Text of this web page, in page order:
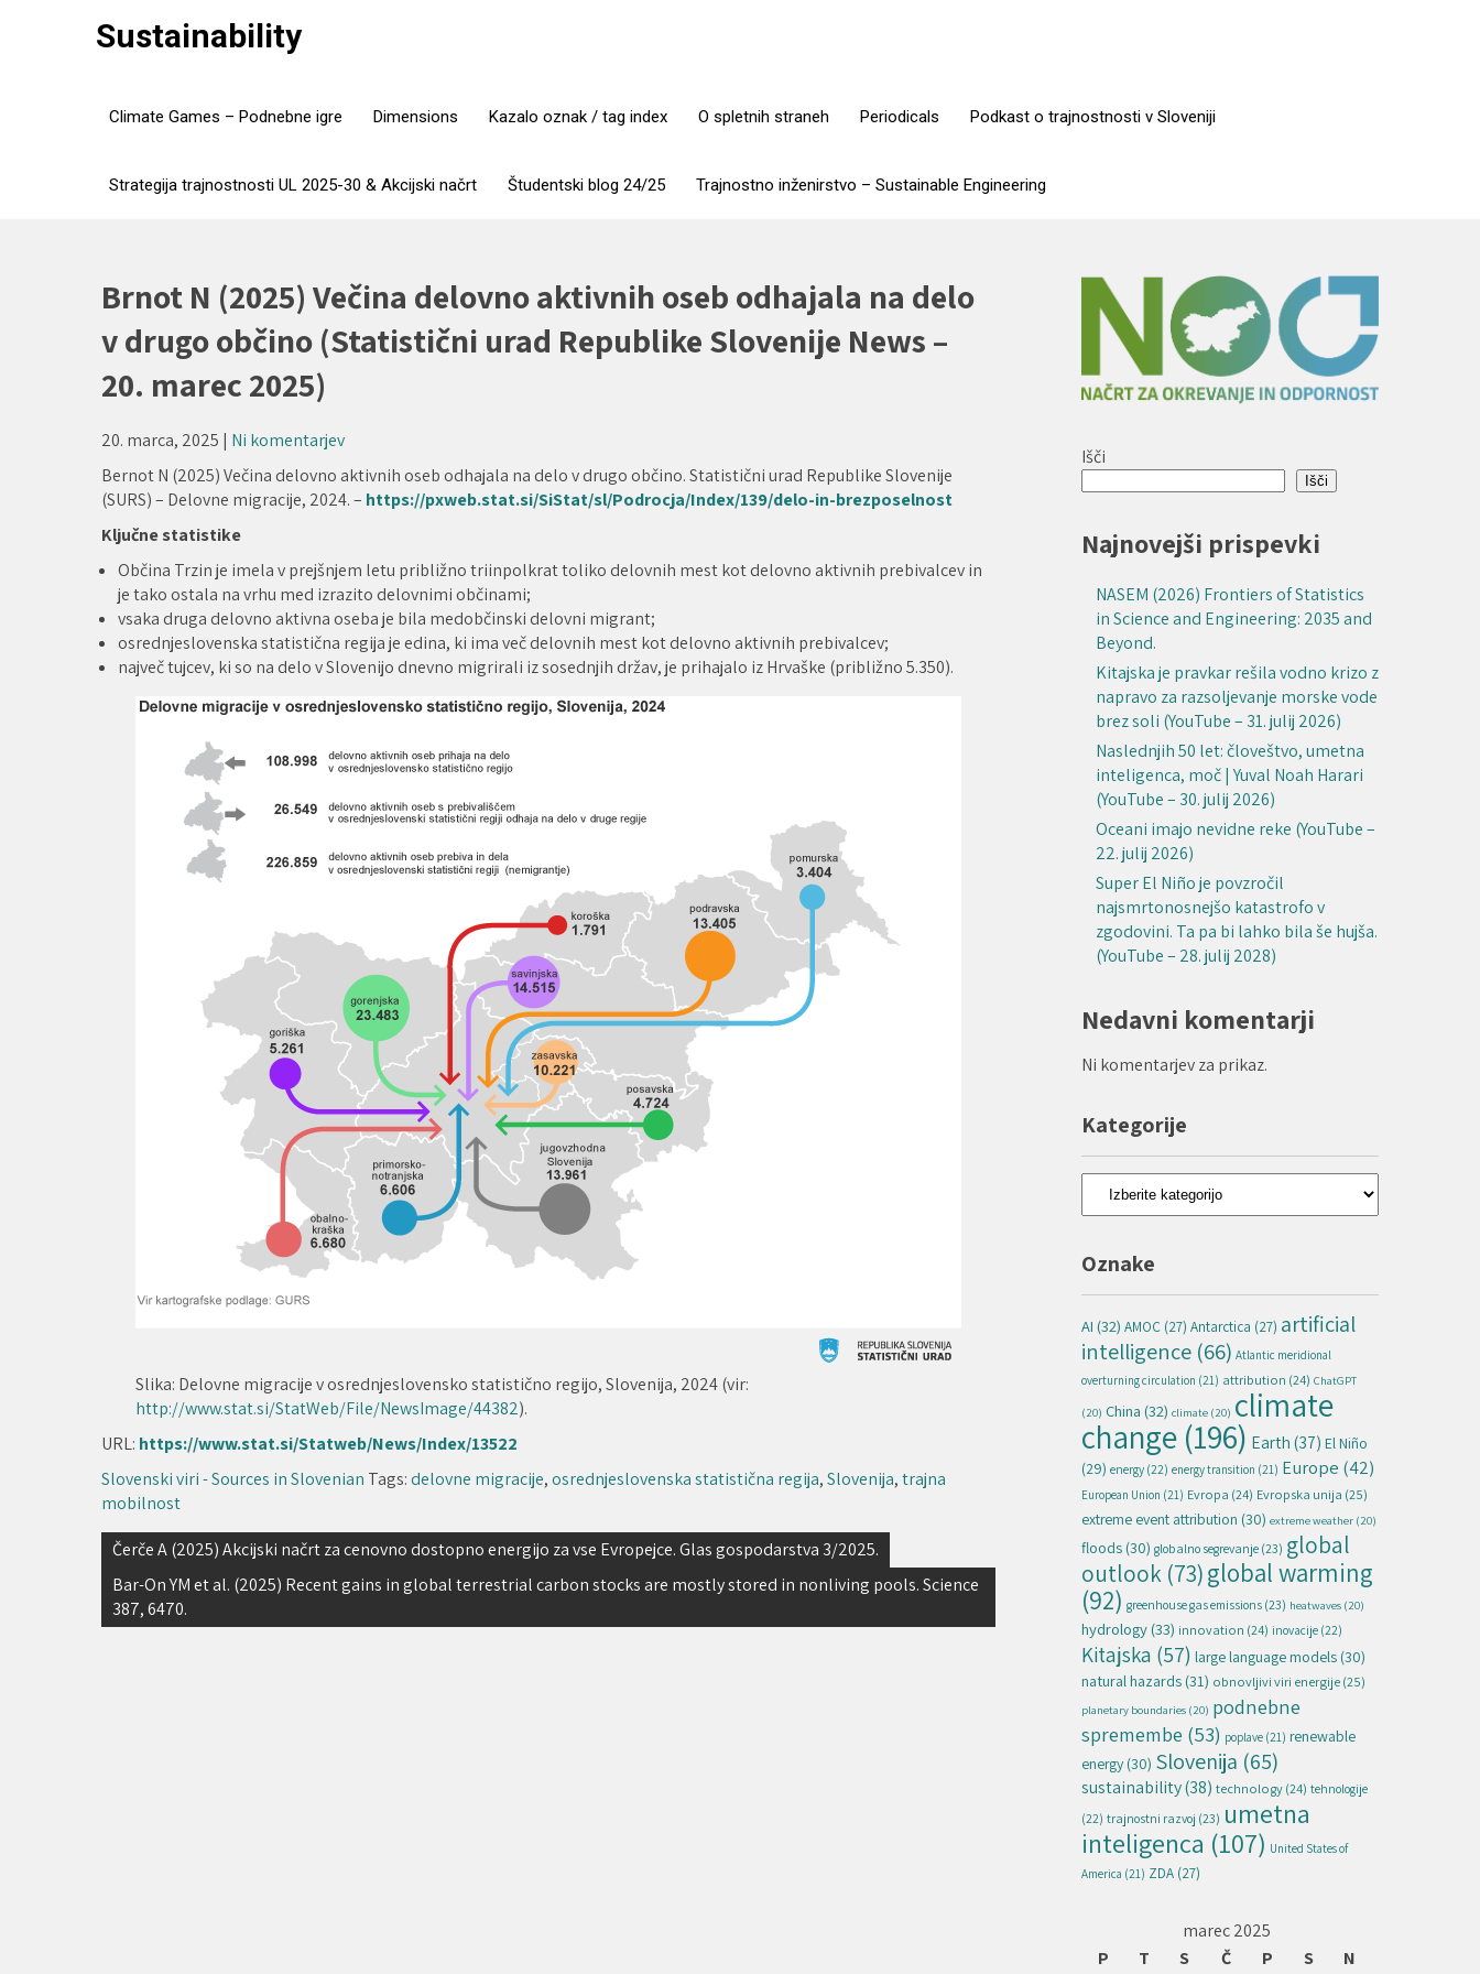
Sustainability
Climate Games – Podnebne igre Dimensions Kazalo oznak / tag index O spletnih straneh Periodicals Podkast o trajnostnosti v Sloveniji
Strategija trajnostnosti UL 2025-30 & Akcijski načrt Študentski blog 24/25 Trajnostno inženirstvo – Sustainable Engineering
Brnot N (2025) Večina delovno aktivnih oseb odhajala na delo
v drugo občino (Statistični urad Republike Slovenije News –
20. marec 2025)
20. marca, 2025 | Ni komentarjev
Bernot N (2025) Večina delovno aktivnih oseb odhajala na delo v drugo občino. Statistični urad Republike Slovenije
(SURS) – Delovne migracije, 2024. – https://pxweb.stat.si/SiStat/sl/Podrocja/Index/139/delo-in-brezposelnost
Ključne statistike
Občina Trzin je imela v prejšnjem letu približno triinpolkrat toliko delovnih mest kot delovno aktivnih prebivalcev in
je tako ostala na vrhu med izrazito delovnimi občinami;
vsaka druga delovno aktivna oseba je bila medobčinski delovni migrant;
osrednjeslovenska statistična regija je edina, ki ima več delovnih mest kot delovno aktivnih prebivalcev;
največ tujcev, ki so na delo v Slovenijo dnevno migrirali iz sosednjih držav, je prihajalo iz Hrvaške (približno 5.350).
Slika: Delovne migracije v osrednjeslovensko statistično regijo, Slovenija, 2024 (vir:
http://www.stat.si/StatWeb/File/NewsImage/44382).
URL: https://www.stat.si/Statweb/News/Index/13522
Slovenski viri - Sources in Slovenian Tags:delovne migracije,osrednjeslovenska statistična regija,Slovenija,trajna
mobilnost
Navigacija
prispevka
Čerče A (2025) Akcijski načrt za cenovno dostopno energijo za vse Evropejce. Glas gospodarstva 3/2025.
Bar-On YM et al. (2025) Recent gains in global terrestrial carbon stocks are mostly stored in nonliving pools. Science
387, 6470.
Išči
Išči
Najnovejši prispevki
NASEM (2026) Frontiers of Statistics
in Science and Engineering: 2035 and
Beyond.
Kitajska je pravkar rešila vodno krizo z
napravo za razsoljevanje morske vode
brez soli (YouTube – 31. julij 2026)
Naslednjih 50 let: človeštvo, umetna
inteligenca, moč | Yuval Noah Harari
(YouTube – 30. julij 2026)
Oceani imajo nevidne reke (YouTube –
22. julij 2026)
Super El Niño je povzročil
najsmrtonosnejšo katastrofo v
zgodovini. Ta pa bi lahko bila še hujša.
(YouTube – 28. julij 2028)
Nedavni komentarji
Ni komentarjev za prikaz.
Kategorije
Kategorije
Oznake
AI (32) AMOC (27) Antarctica (27) artificial
intelligence (66) Atlantic meridional
overturning circulation (21) attribution (24) ChatGPT
(20) China (32) climate (20) climate
change (196) Earth (37) El Niño
(29) energy (22) energy transition (21) Europe (42)
European Union (21) Evropa (24) Evropska unija (25)
extreme event attribution (30) extreme weather (20)
floods (30) globalno segrevanje (23) global
outlook (73)global warming
(92) greenhouse gas emissions (23) heatwaves (20)
hydrology(33) innovation (24) inovacije (22)
Kitajska (57) large language models (30)
natural hazards (31) obnovljivi viri energije(25)
planetary boundaries (20) podnebne
spremembe (53) poplave (21) renewable
energy (30) Slovenija (65)
sustainability(38) technology(24) tehnologije
(22) trajnostni razvoj (23) umetna
inteligenca (107) United States of
America (21) ZDA (27)
marec 2025
P
T S Č P S N